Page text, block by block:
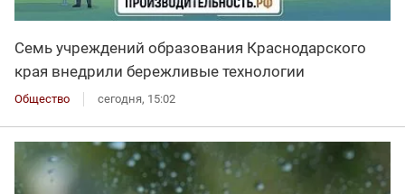
Семь учреждений образования Краснодарского
края внедрили бережливые технологии
Общество сегодня, 15:02